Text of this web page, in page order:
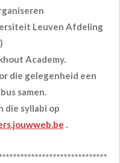
Leuven Afdeling
Academy.
die gelegenheid een
samen.
die syllabi op
.